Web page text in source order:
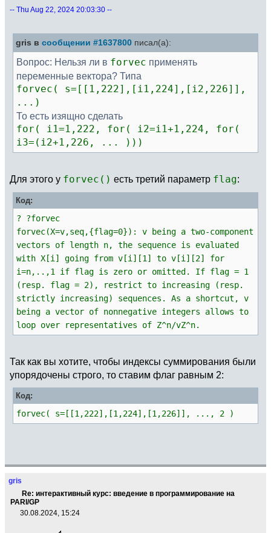
-- Thu Aug 22, 2024 20:03:30 --
gris в сообщении #1637800 писал(а):
Вопрос: Нельзя ли в forvec применять
переменные вектора? Типа
forvec( s=[[1,222],[i1,224],[i2,226]],
...)
То есть изящно сделать
for( i1=1,222, for( i2=i1+1,224, for(
i3=(i2+1,226, ... )))
Для этого у forvec() есть третий параметр flag:
Код:
? ?forvec
forvec(X=v,seq,{flag=0}): v being a two-component
vectors of length n, the sequence is evaluated
with X[i] going from v[i][1] to v[i][2] for
i=n,..,1 if flag is zero or omitted. If flag = 1
(resp. flag = 2), restrict to increasing (resp.
strictly increasing) sequences. As a shortcut, v
being a vector of nonnegative integers allows to
loop over representatives of Z^n/vZ^n.
Так как вы хотите, чтобы индексы суммирования были
упорядочены строго, то ставим флаг равным 2:
Код:
forvec( s=[[1,222],[1,224],[1,226]], ..., 2 )
gris
Re: интерактивный курс: введение в программирование на
PARI/GP
30.08.2024, 15:24